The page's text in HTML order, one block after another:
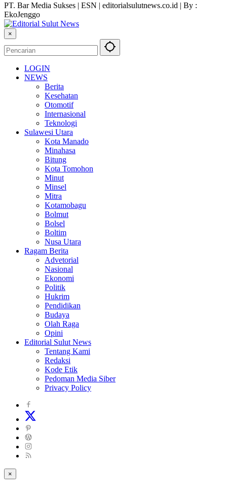
PT. Bar Media Sukses | ESN | editorialsulutnews.co.id | By :
EkoJenggo
×
LOGIN
NEWS
Berita
Kesehatan
Otomotif
Internasional
Teknologi
Sulawesi Utara
Kota Manado
Minahasa
Bitung
Kota Tomohon
Minut
Minsel
Mitra
Kotamobagu
Bolmut
Bolsel
Boltim
Nusa Utara
Ragam Berita
Advetorial
Nasional
Ekonomi
Politik
Hukrim
Pendidikan
Budaya
Olah Raga
Opini
Editorial Sulut News
Tentang Kami
Redaksi
Kode Etik
Pedoman Media Siber
Privacy Policy
×